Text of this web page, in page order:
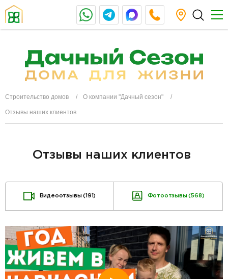
Строительство домов О компании "Дачный сезон"
Отзывы наших клиентов
Отзывы наших клиентов
Видеоотзывы (191) Фотоотзывы (568)